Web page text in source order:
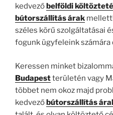
kedvezőbelföldi
bútorszállítás árak
széles körű szolgáltatásai
fogunk ügyfeleink számára
Keressen minket
Budapestterületén vagy
többet nem okoz majd
kedvezőbútorszállítás